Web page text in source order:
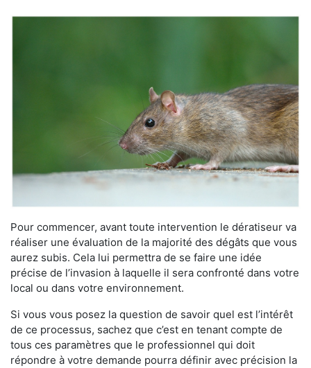
Pour commencer, avant toute intervention le dératiseur va
réaliser une évaluation de la majorité des dégâts que vous
aurez subis. Cela lui permettra de se faire une idée
précise de l’invasion à laquelle il sera confronté dans votre
local ou dans votre environnement.
Si vous vous posez la question de savoir quel est l’intérêt
de ce processus, sachez que c’est en tenant compte de
tous ces paramètres que le professionnel qui doit
répondre à votre demande pourra définir avec précision la